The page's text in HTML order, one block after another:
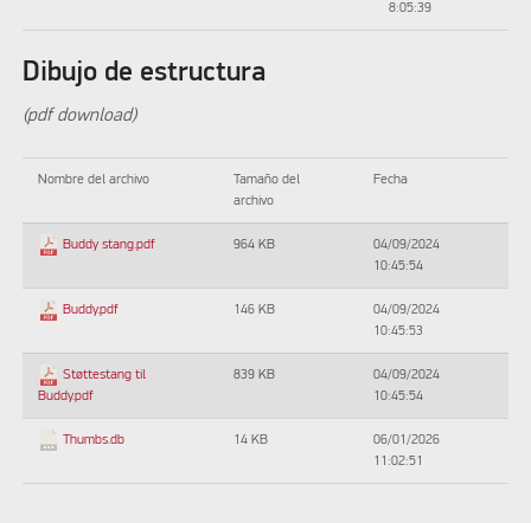
8:05:39
Dibujo de estructura
(pdf download)
Nombre del archivo
Tamaño del
archivo
Fecha
Buddy stang.pdf 964 KB
04/09/2024
10:45:54
Buddy.pdf 146 KB
04/09/2024
10:45:53
Støttestang til
Buddy.pdf
839 KB
04/09/2024
10:45:54
Thumbs.db 14 KB
06/01/2026
11:02:51